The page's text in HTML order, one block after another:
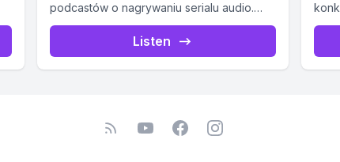
podcastów o nagrywaniu serialu audio.
Jeśli chcesz, abyśmy nagrały jeszcze...
Listen